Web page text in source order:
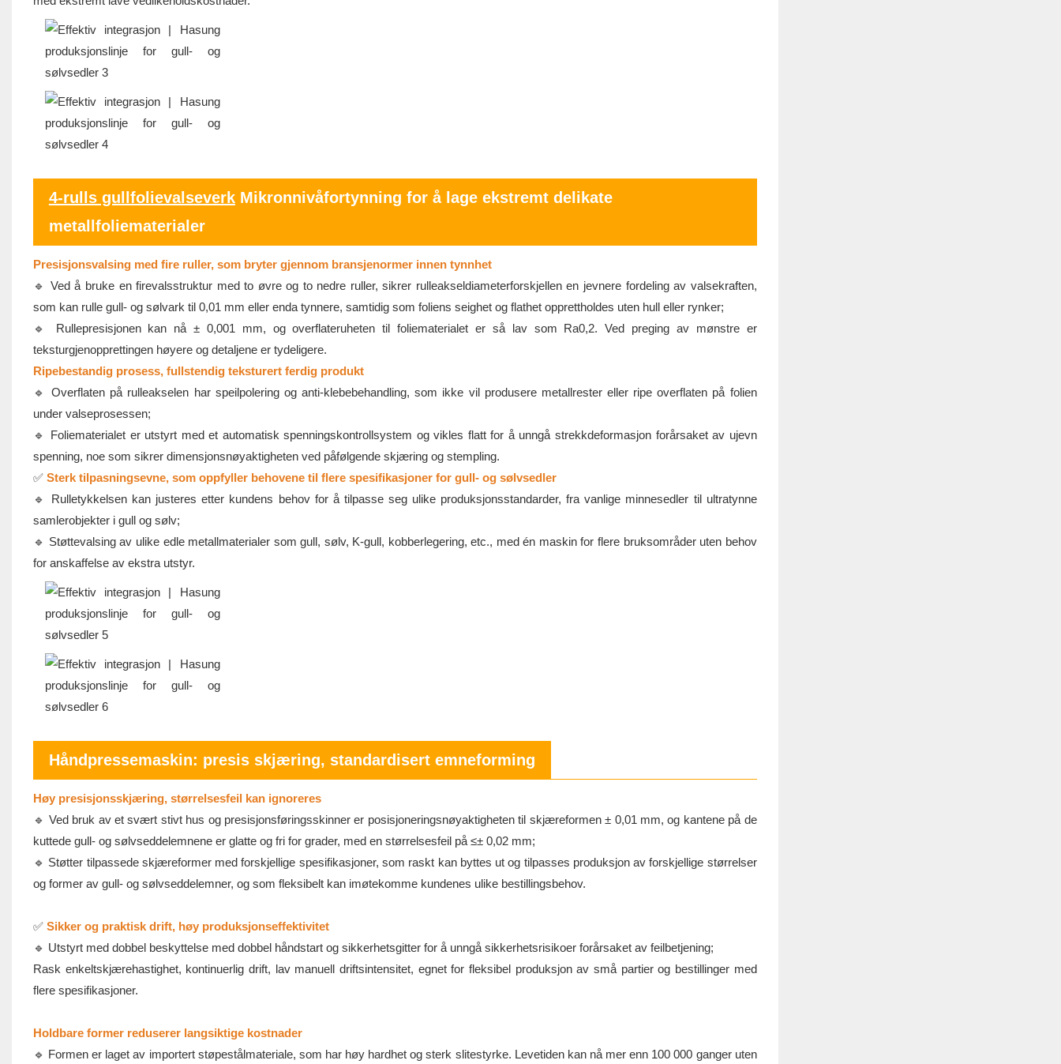
4-rulls gullfolievalseverkMikronnivåfortynning for å lage ekstremt delikate
metallfoliematerialer
Presisjonsvalsing med fire ruller, som bryter gjennom bransjenormer innen tynnhet
🔹 Ved å bruke en firevalsstruktur med to øvre og to nedre ruller, sikrer rulleakseldiameterforskjellen en jevnere fordeling av valsekraften,
som kan rulle gull- og sølvark til 0,01 mm eller enda tynnere, samtidig som foliens seighet og flathet opprettholdes uten hull eller rynker;
🔹 Rullepresisjonen kan nå ± 0,001 mm, og overflateruheten til foliematerialet er så lav som Ra0,2. Ved preging av mønstre er
teksturgjenopprettingen høyere og detaljene er tydeligere.
Ripebestandig prosess, fullstendig teksturert ferdig produkt
🔹 Overflaten på rulleakselen har speilpolering og anti-klebebehandling, som ikke vil produsere metallrester eller ripe overflaten på folien
under valseprosessen;
🔹 Foliematerialet er utstyrt med et automatisk spenningskontrollsystem og vikles flatt for å unngå strekkdeformasjon forårsaket av ujevn
spenning, noe som sikrer dimensjonsnøyaktigheten ved påfølgende skjæring og stempling.
✅ Sterk tilpasningsevne, som oppfyller behovene til flere spesifikasjoner for gull- og sølvsedler
🔹 Rulletykkelsen kan justeres etter kundens behov for å tilpasse seg ulike produksjonsstandarder, fra vanlige minnesedler til ultratynne
samlerobjekter i gull og sølv;
🔹 Støttevalsing av ulike edle metallmaterialer som gull, sølv, K-gull, kobberlegering, etc., med én maskin for flere bruksområder uten behov
for anskaffelse av ekstra utstyr.
Håndpressemaskin: presis skjæring, standardisert emneforming
Høy presisjonsskjæring, størrelsesfeil kan ignoreres
🔹 Ved bruk av et svært stivt hus og presisjonsføringsskinner er posisjoneringsnøyaktigheten til skjæreformen ± 0,01 mm, og kantene på de
kuttede gull- og sølvseddelemnene er glatte og fri for grader, med en størrelsesfeil på ≤± 0,02 mm;
🔹 Støtter tilpassede skjæreformer med forskjellige spesifikasjoner, som raskt kan byttes ut og tilpasses produksjon av forskjellige størrelser
og former av gull- og sølvseddelemner, og som fleksibelt kan imøtekomme kundenes ulike bestillingsbehov.
✅ Sikker og praktisk drift, høy produksjonseffektivitet
🔹 Utstyrt med dobbel beskyttelse med dobbel håndstart og sikkerhetsgitter for å unngå sikkerhetsrisikoer forårsaket av feilbetjening;
Rask enkeltskjærehastighet, kontinuerlig drift, lav manuell driftsintensitet, egnet for fleksibel produksjon av små partier og bestillinger med
flere spesifikasjoner.
Holdbare former reduserer langsiktige kostnader
🔹 Formen er laget av importert støpestålmateriale, som har høy hardhet og sterk slitestyrke. Levetiden kan nå mer enn 100 000 ganger uten